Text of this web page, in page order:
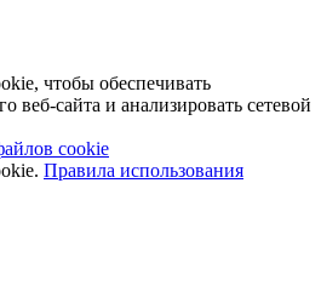
чтобы обеспечивать
веб-сайта и анализировать сетевой
cookie
Правила использования